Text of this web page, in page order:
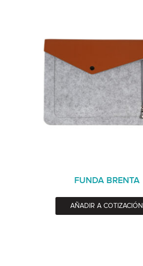
FUNDA BRENTA
AÑADIR A COTIZACIÓN